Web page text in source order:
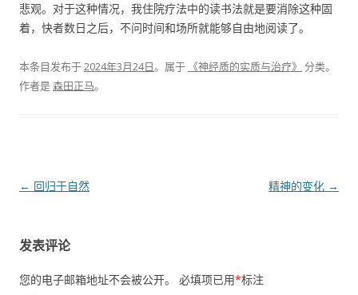
悲观。对于这种情况，我住院疗法中的读书法就是要消除这种固
着，快者数日之后，不问时间和场所就能够自由地阅读了。
本条目发布于2024年3月24日。属于 《神经质的实质与治疗》 分类。
作者是森田正马。
文章导航
← 回归于自然 精神的变化 →
发表评论
您的电子邮箱地址不会被公开。 必填项已用*标注